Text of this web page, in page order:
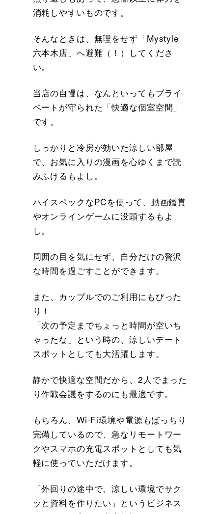
消耗しやすいものです。
そんなときは、無理をせず「Mystyle
六本木店」へ避難（！）してくださ
い。
当店の自慢は、なんといってもプライ
ベートが守られた「快適な個室空間」
です。
しっかりと冷房が効いた涼しい部屋
で、お気に入りの漫画を心ゆくまで読
みふけるもよし。
ハイスペックなPCを使って、動画鑑賞
やオンラインゲームに没頭するもよ
し。
周囲の目を気にせず、自分だけの贅沢
な時間を過ごすことができます。
また、カップルでのご利用にもぴった
り！
「次の予定までちょっと時間が空いち
ゃったな」という時の、涼しいデート
スポットとしても大活躍します。
静かで快適な空間だから、2人でまった
り作戦会議をするのにも最適です。
もちろん、Wi-Fi環境や電源もばっちり
完備しているので、急なリモートワー
クやスマホの充電スポットとしても気
軽に使っていただけます。
「外回りの途中で、涼しい環境でサク
ッと資料を作りたい」というビジネス